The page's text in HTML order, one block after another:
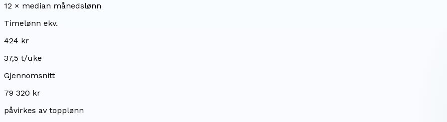
12 × median månedslønn
Timelønn ekv.
424 kr
37,5 t/uke
Gjennomsnitt
79 320 kr
påvirkes av topplønn